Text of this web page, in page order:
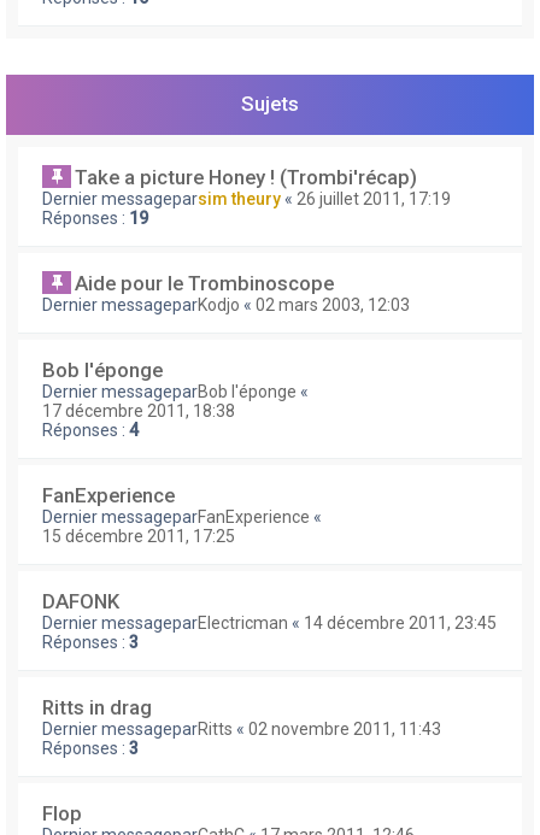
Sujets
Take a picture Honey ! (Trombi'récap)
Dernier messageparsim theury « 26 juillet 2011, 17:19
Réponses : 19
Aide pour le Trombinoscope
Dernier messageparKodjo « 02 mars 2003, 12:03
Bob l'éponge
Dernier messageparBob l'éponge «
17 décembre 2011, 18:38
Réponses : 4
FanExperience
Dernier messageparFanExperience «
15 décembre 2011, 17:25
DAFONK
Dernier messageparElectricman « 14 décembre 2011, 23:45
Réponses : 3
Ritts in drag
Dernier messageparRitts « 02 novembre 2011, 11:43
Réponses : 3
Flop